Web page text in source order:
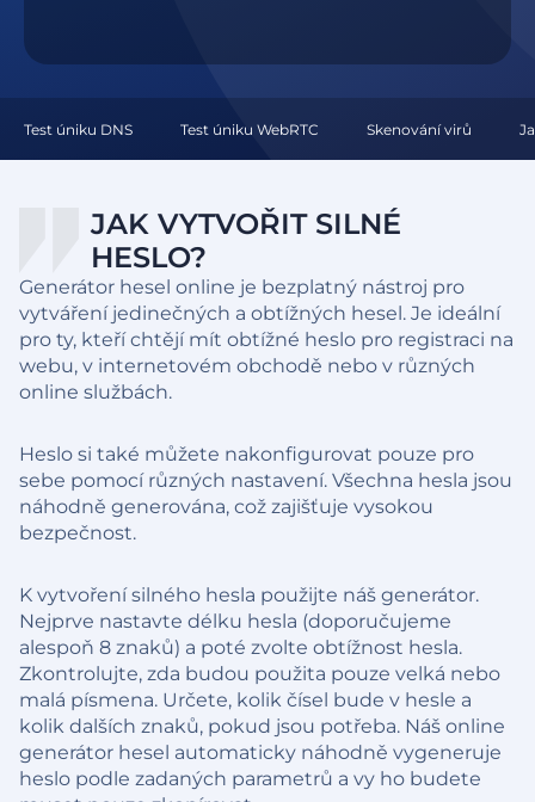
Test úniku DNS Test úniku WebRTC Skenování virů
Generátor hesel online je bezplatný nástroj pro
vytváření jedinečných a obtížných hesel. Je ideální
pro ty, kteří chtějí mít obtížné heslo pro registraci na
webu, v internetovém obchodě nebo v různých
online službách.
Heslo si také můžete nakonfigurovat pouze pro
sebe pomocí různých nastavení. Všechna hesla jsou
náhodně generována, což zajišťuje vysokou
bezpečnost.
K vytvoření silného hesla použijte náš generátor.
Nejprve nastavte délku hesla (doporučujeme
alespoň 8 znaků) a poté zvolte obtížnost hesla.
Zkontrolujte, zda budou použita pouze velká nebo
malá písmena. Určete, kolik čísel bude v hesle a
kolik dalších znaků, pokud jsou potřeba. Náš online
generátor hesel automaticky náhodně vygeneruje
heslo podle zadaných parametrů a vy ho budete
JAK VYTVOŘIT SILNÉ
HESLO?